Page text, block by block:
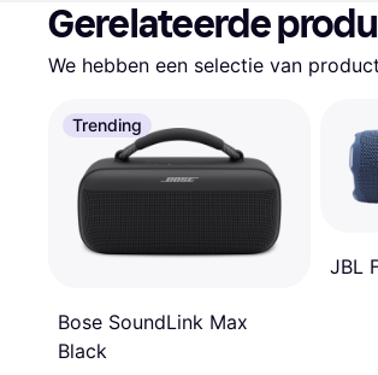
Gerelateerde
We hebben een selectie van
Trending
Bose SoundLink Max
Black
JBL